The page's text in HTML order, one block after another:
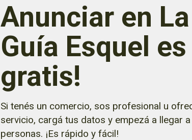
Anunciar en La
Guía Esquel es
gratis!
Si tenés un comercio, sos profesional u
servicio, cargá tus datos y empezá a llegar
personas. ¡Es rápido y fácil!